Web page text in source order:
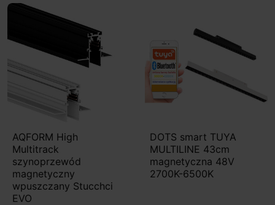
AQFORM High
Multitrack
szynoprzewód
magnetyczny
wpuszczany Stucchci
EVO
DOTS smart TUYA
MULTILINE 43cm
magnetyczna 48V
2700K-6500K